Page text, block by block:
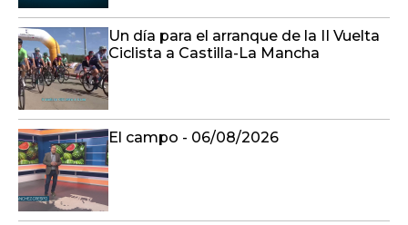
Un día para el arranque de la II Vuelta
Ciclista a Castilla-La Mancha
El campo - 06/08/2026